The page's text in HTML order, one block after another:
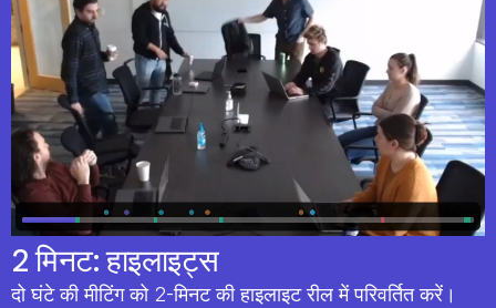
2 मिनट: हाइलाइट्स
दो घंटे की मीटिंग को 2-मिनट की हाइलाइट रील में परिवर्तित करें।